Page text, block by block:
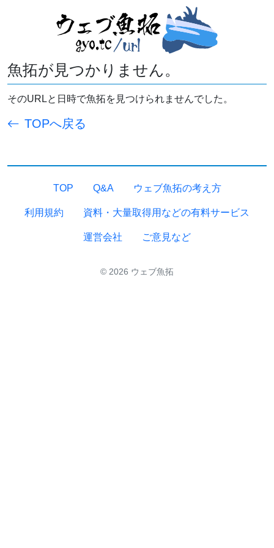
魚拓が見つかりません。
そのURLと日時で魚拓を見つけられませんでした。
TOPへ戻る
TOP Q&A ウェブ魚拓の考え方
利用規約 資料・大量取得用などの有料サービス
運営会社 ご意見など
© 2026 ウェブ魚拓